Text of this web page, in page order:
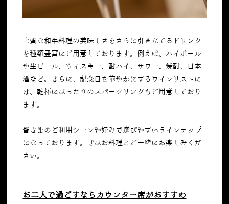
上質な和牛料理の美味しさをさらに引き立てるドリンク
を種類豊富にご用意しております。例えば、ハイボール
や生ビール、ウィスキー、酎ハイ、サワー、焼酎、日本
酒など。さらに、記念日を華やかにするワインリストに
は、乾杯にぴったりのスパークリングもご用意しており
ます。
皆さまのご利用シーンや好みで選びやすいラインナップ
になっております。ぜひお料理とご一緒にお楽しみくだ
さい。
お二人で過ごすならカウンター席がおすすめ